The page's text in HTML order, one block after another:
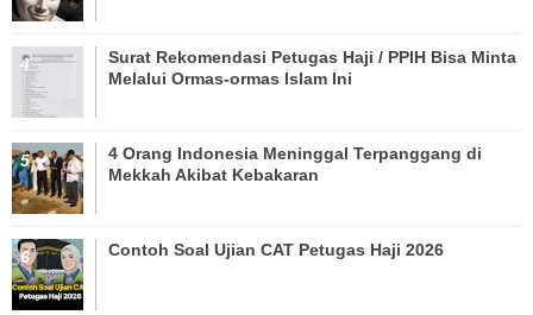
Surat Rekomendasi Petugas Haji / PPIH Bisa Minta
Melalui Ormas-ormas Islam Ini
4 Orang Indonesia Meninggal Terpanggang di
Mekkah Akibat Kebakaran
Contoh Soal Ujian CAT Petugas Haji 2026